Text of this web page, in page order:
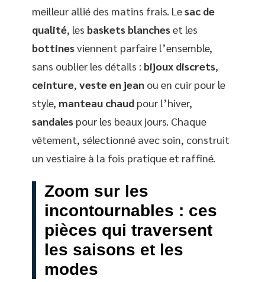
meilleur allié des matins frais. Lesac de
qualité, les baskets blancheset les
bottinesviennent parfaire l’ensemble,
sans oublier les détails : bijoux discrets,
ceinture, veste en jean ou en cuir pour le
style, manteau chaud pour l’hiver,
sandales pour les beaux jours. Chaque
vêtement, sélectionné avec soin, construit
un vestiaire à la fois pratique et raffiné.
Zoom sur les
incontournables : ces
pièces qui traversent
les saisons et les
modes